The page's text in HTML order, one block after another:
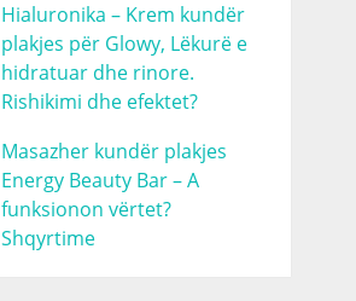
Hialuronika – Krem kundër
plakjes për Glowy, Lëkurë e
hidratuar dhe rinore.
Rishikimi dhe efektet?
Masazher kundër plakjes
Energy Beauty Bar – A
funksionon vërtet?
Shqyrtime